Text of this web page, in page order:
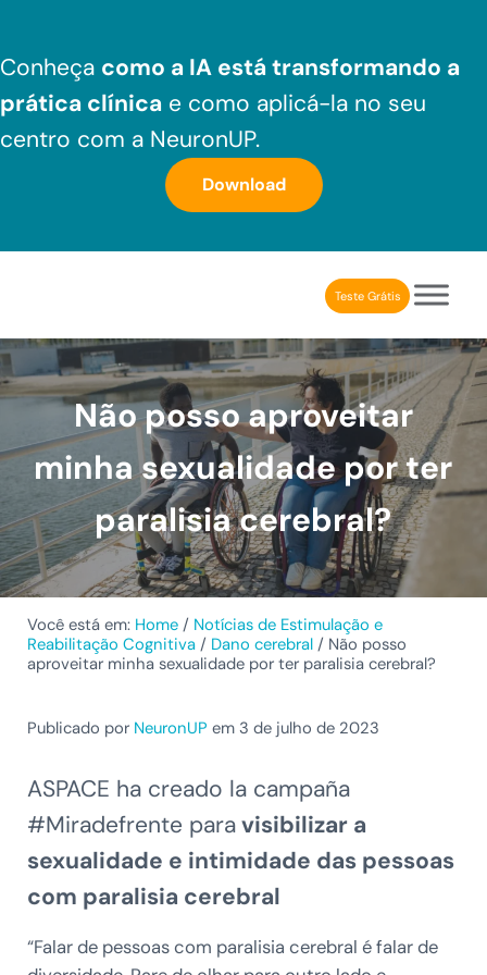
Conheça como a IA está transformando a
prática clínica e como aplicá-la no seu
centro com a NeuronUP.
Download
Aplicativo de estimulação cognitiva para profissionais
Teste Grátis
Não posso aproveitar
minha sexualidade por ter
paralisia cerebral?
Você está em: Home / Notícias de Estimulação e
Reabilitação Cognitiva / Dano cerebral / Não posso
aproveitar minha sexualidade por ter paralisia cerebral?
Publicado por NeuronUP em 3 de julho de 2023
ASPACE ha creado la campaña
#Miradefrente paravisibilizar a
sexualidade e intimidade das pessoas
com paralisia cerebral
“Falar de pessoas com paralisia cerebral é falar de